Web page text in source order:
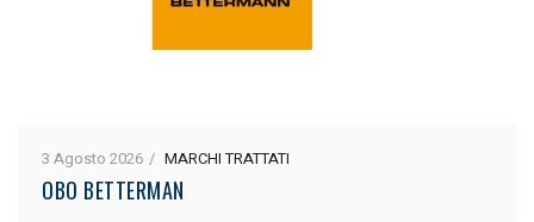
3 Agosto 2026 MARCHI TRATTATI
OBO BETTERMAN